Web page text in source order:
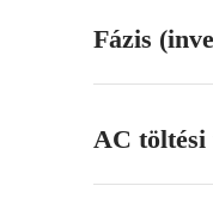
Fázis
AC töltési